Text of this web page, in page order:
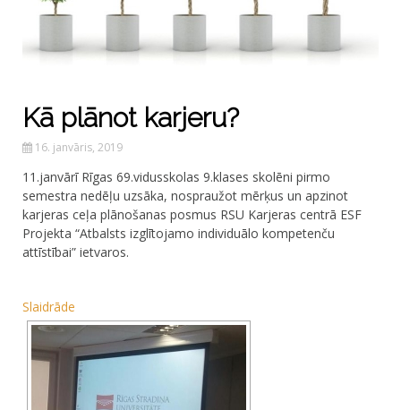
Kā plānot karjeru?
16. janvāris, 2019
11.janvārī Rīgas 69.vidusskolas 9.klases skolēni pirmo
semestra nedēļu uzsāka, nospraužot mērķus un apzinot
karjeras ceļa plānošanas posmus RSU Karjeras centrā ESF
Projekta “Atbalsts izglītojamo individuālo kompetenču
attīstībai” ietvaros.
Slaidrāde